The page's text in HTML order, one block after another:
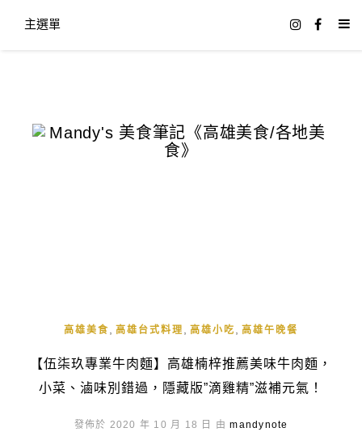
主選單
高雄美食 高雄台式料理 高雄小吃 高雄午晚餐
【伍柒玖專業牛肉麵】高雄楠梓推薦美味牛肉麵，
小菜、滷味別錯過，隱藏版”滴雞精”滋補元氣！
發佈於 2020 年 10 月 18 日 由mandynote